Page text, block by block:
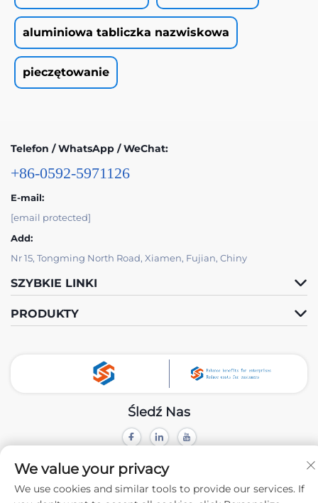
aluminiowa tabliczka nazwiskowa
pieczętowanie
Telefon / WhatsApp / WeChat:
+86-0592-5971126
E-mail:
[email protected]
Add:
Nr 15, Tongming North Road, Xiamen, Fujian, Chiny
SZYBKIE LINKI
PRODUKTY
Śledź Nas
Prawa autorskie © 2024 należą do Xiamen Tongchengjianhui Industry
& Trade Co., Ltd. -Polityka prywatności
We value your privacy
We use cookies and similar tools to provide our services. If